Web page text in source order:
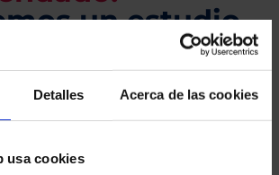
Detalles Acerca de las cookies
usa cookies
un estudio
de su cartera.
archivoe indíquenos los ISINs de
expertos le enviarán un
podrá ahorrar en sus costes.